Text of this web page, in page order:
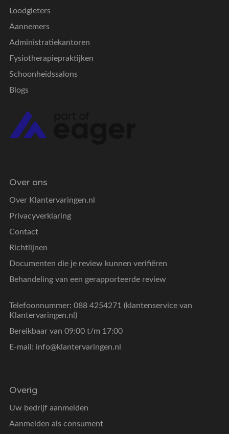
Loodgieters
Aannemers
Administratiekantoren
Fysiotherapiepraktijken
Schoonheidssalons
Blogs
Over ons
Over Klantervaringen.nl
Privacyverklaring
Contact
Richtlijnen
Documenten die je review kunnen verifiëren
Behandeling van een gerapporteerde review
Telefoonnummer: 088 4254271 (klantenservice van
Klantervaringen.nl)
Bereikbaar van 09:00 t/m 17:00
E-mail: info@klantervaringen.nl
Overig
Uw bedrijf aanmelden
Aanmelden als consument